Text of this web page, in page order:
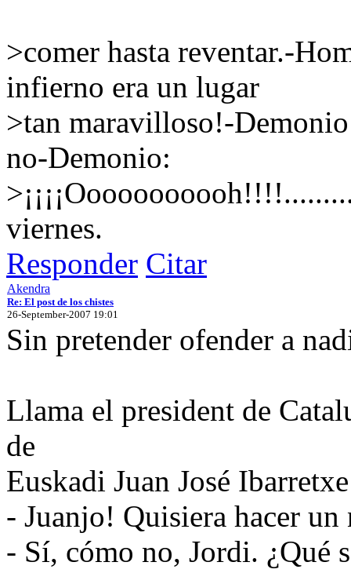
>comer hasta reventar.-
infierno era un lugar
>tan maravilloso!-
no-Demonio:
viernes.
Responder Citar
Akendra
Re: El post de los chistes
26-September-2007 19:01
Sin pretender ofender a
Llama el president de
de
Euskadi Juan José
- Juanjo! Quisiera hacer
- Sí, cómo no, Jordi. ¿Qué